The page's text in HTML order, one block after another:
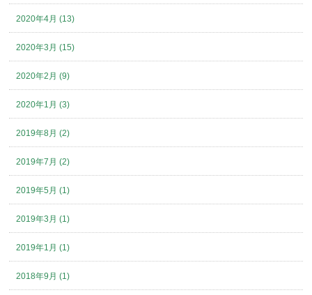
2020年4月 (13)
2020年3月 (15)
2020年2月 (9)
2020年1月 (3)
2019年8月 (2)
2019年7月 (2)
2019年5月 (1)
2019年3月 (1)
2019年1月 (1)
2018年9月 (1)